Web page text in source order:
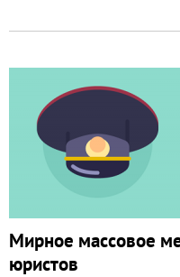
Мирное массовое
юристов